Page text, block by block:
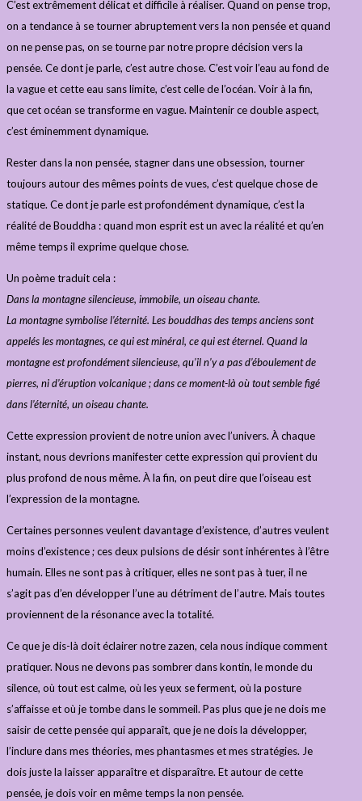
C’est extrêmement délicat et difficile à réaliser. Quand on pense trop,
on a tendance à se tourner abruptement vers la non pensée et quand
on ne pense pas, on se tourne par notre propre décision vers la
pensée. Ce dont je parle, c’est autre chose. C’est voir l’eau au fond de
la vague et cette eau sans limite, c’est celle de l’océan. Voir à la fin,
que cet océan se transforme en vague. Maintenir ce double aspect,
c’est éminemment dynamique.
Rester dans la non pensée, stagner dans une obsession, tourner
toujours autour des mêmes points de vues, c’est quelque chose de
statique. Ce dont je parle est profondément dynamique, c’est la
réalité de Bouddha : quand mon esprit est un avec la réalité et qu’en
même temps il exprime quelque chose.
Un poème traduit cela :
Dans la montagne silencieuse, immobile, un oiseau chante.
La montagne symbolise l’éternité. Les bouddhas des temps anciens sont
appelés les montagnes, ce qui est minéral, ce qui est éternel. Quand la
montagne est profondément silencieuse, qu’il n’y a pas d’éboulement de
pierres, ni d’éruption volcanique ; dans ce moment-là où tout semble figé
dans l’éternité, un oiseau chante.
Cette expression provient de notre union avec l’univers. À chaque
instant, nous devrions manifester cette expression qui provient du
plus profond de nous même. À la fin, on peut dire que l’oiseau est
l’expression de la montagne.
Certaines personnes veulent davantage d’existence, d’autres veulent
moins d’existence ; ces deux pulsions de désir sont inhérentes à l’être
humain. Elles ne sont pas à critiquer, elles ne sont pas à tuer, il ne
s’agit pas d’en développer l’une au détriment de l’autre. Mais toutes
proviennent de la résonance avec la totalité.
Ce que je dis-là doit éclairer notre zazen, cela nous indique comment
pratiquer. Nous ne devons pas sombrer dans kontin, le monde du
silence, où tout est calme, où les yeux se ferment, où la posture
s’affaisse et où je tombe dans le sommeil. Pas plus que je ne dois me
saisir de cette pensée qui apparaît, que je ne dois la développer,
l’inclure dans mes théories, mes phantasmes et mes stratégies. Je
dois juste la laisser apparaître et disparaître. Et autour de cette
pensée, je dois voir en même temps la non pensée.